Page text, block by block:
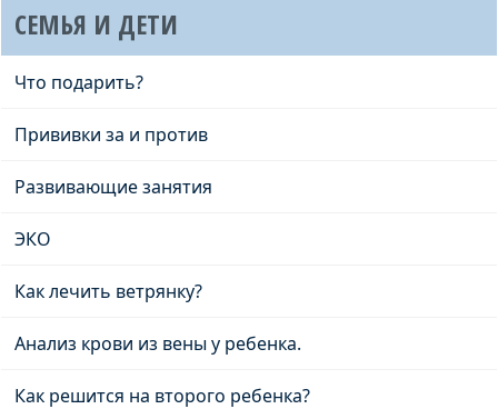
СЕМЬЯ И ДЕТИ
Что подарить?
Прививки за и против
Развивающие занятия
ЭКО
Как лечить ветрянку?
Анализ крови из вены у ребенка.
Как решится на второго ребенка?